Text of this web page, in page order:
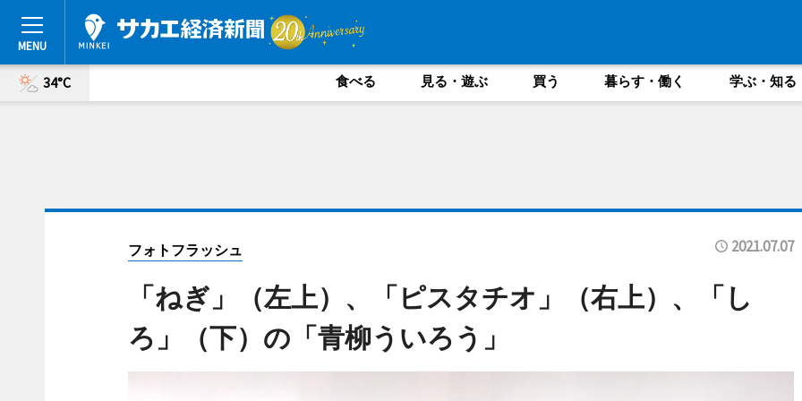
34°C 食べる 見る・遊ぶ 買う 暮らす・働く 学ぶ・知る
フォトフラッシュ 2021.07.07
「ねぎ」（左上）、「ピスタチオ」（右上）、「し
ろ」（下）の「青柳ういろう」